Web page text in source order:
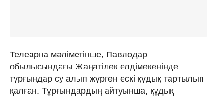
Телеарна мәліметінше, Павлодар
обылысындағы Жаңатілек елдімекенінде
тұрғындар су алып жүрген ескі құдық тартылып
қалған. Тұрғындардың айтуынша, құдық